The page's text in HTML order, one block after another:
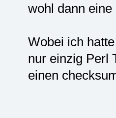
wohl dann eine
Wobei ich
nur einzig Perl
einen